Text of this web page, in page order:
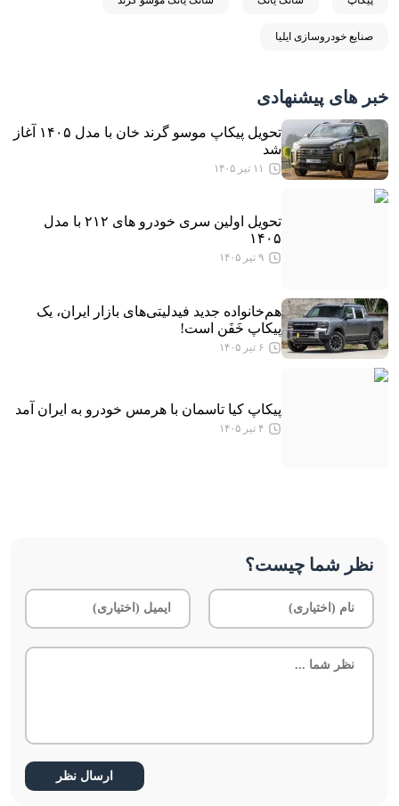
صنایع خودروسازی ایلیا
خبر های پیشنهادی
تحویل پیکاپ موسو گرند خان با مدل ۱۴۰۵ آغاز
شد
۱۱ تیر ۱۴۰۵
تحویل اولین سری خودرو های ۲۱۲ با مدل
۱۴۰۵
۹ تیر ۱۴۰۵
هم‌خانواده جدید فیدلیتی‌های بازار ایران، یک
پیکاپ خَفَن است!
۶ تیر ۱۴۰۵
پیکاپ کیا تاسمان با هرمس خودرو به ایران آمد
۴ تیر ۱۴۰۵
نظر شما چیست؟